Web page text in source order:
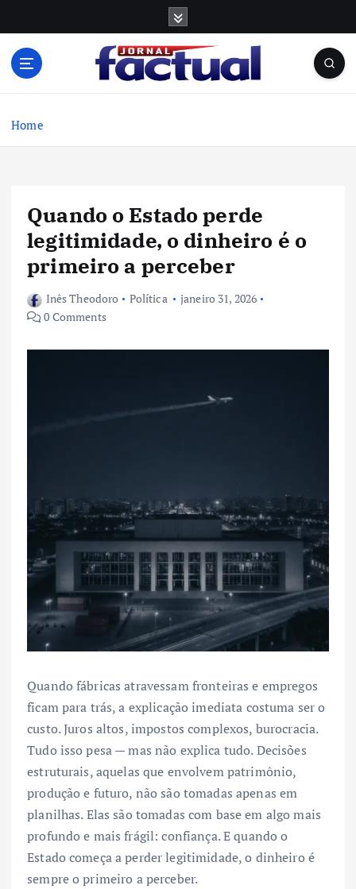
Home
Quando o Estado perde
legitimidade, o dinheiro é o
primeiro a perceber
Inês Theodoro Política
janeiro 31, 2026
0 Comments
Quando fábricas atravessam fronteiras e empregos
ficam para trás, a explicação imediata costuma ser o
custo. Juros altos, impostos complexos, burocracia.
Tudo isso pesa — mas não explica tudo. Decisões
estruturais, aquelas que envolvem patrimônio,
produção e futuro, não são tomadas apenas em
planilhas. Elas são tomadas com base em algo mais
profundo e mais frágil: confiança. E quando o
Estado começa a perder legitimidade, o dinheiro é
sempre o primeiro a perceber.